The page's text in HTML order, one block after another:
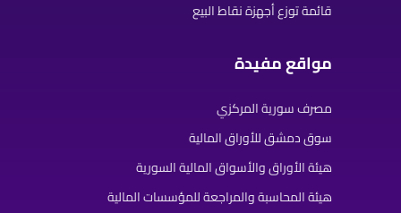
قائمة توزع أجهزة نقاط البيع
مواقع مفيدة
مصرف سورية المركزي
سوق دمشق للأوراق المالية
هيئة الأوراق والأسواق المالية السورية
هيئة المحاسبة والمراجعة للمؤسسات المالية